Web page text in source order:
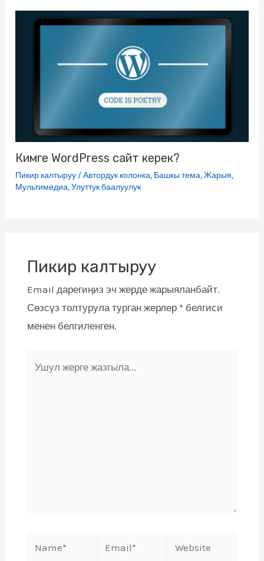
Кимге WordPress сайт керек?
Пикир калтыруу /Автордук колонка, Башкы тема,Жарыя,
Мультимедиа,Улуттук баалуулук
Пикир калтыруу
Email дарегиңиз эч жерде жарыяланбайт.
Сөзсүз толтурула турган жерлер * белгиси
менен белгиленген.